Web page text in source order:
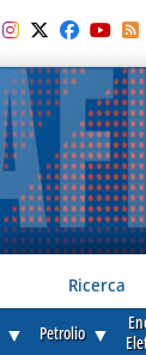
Ricerca
▼ Petrolio ▼